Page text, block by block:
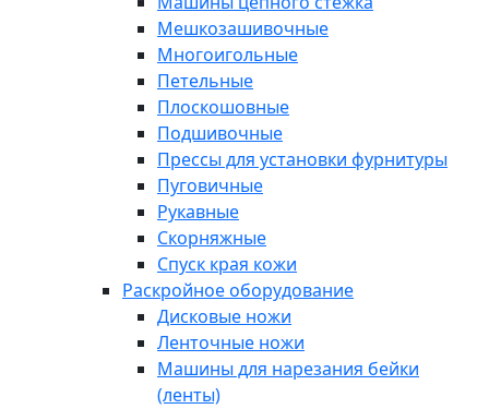
Мешкозашивочные
Многоигольные
Петельные
Плоскошовные
Подшивочные
Прессы для установки фурнитуры
Пуговичные
Рукавные
Скорняжные
Спуск края кожи
Раскройное оборудование
Дисковые ножи
Ленточные ножи
Машины для нарезания бейки
(ленты)